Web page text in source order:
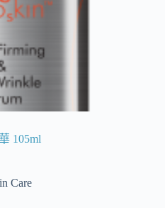
105ml
Care